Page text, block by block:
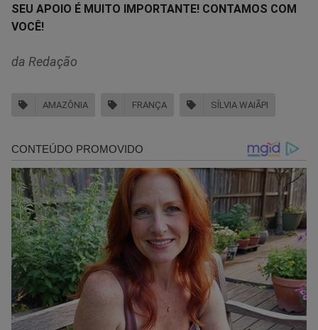
SEU APOIO É MUITO IMPORTANTE! CONTAMOS COM
VOCÊ!
da Redação
AMAZÔNIA FRANÇA SÍLVIA WAIÃPI